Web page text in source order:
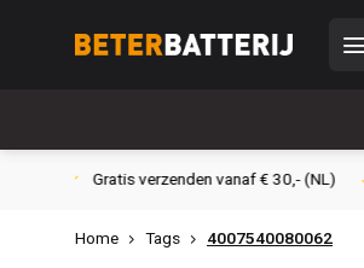
Verzendkosten € 2,95 (NL)
Home Tags 4007540080062